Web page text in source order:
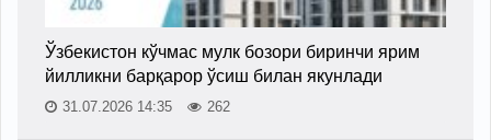
Ўзбекистон кўчмас мулк бозори биринчи ярим
йилликни барқарор ўсиш билан якунлади
31.07.2026 14:35 262